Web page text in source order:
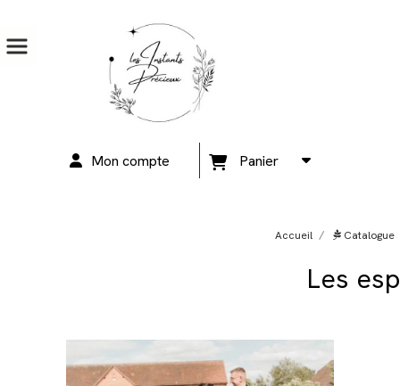
Mon compte Panier
Accueil Catalogue
Les